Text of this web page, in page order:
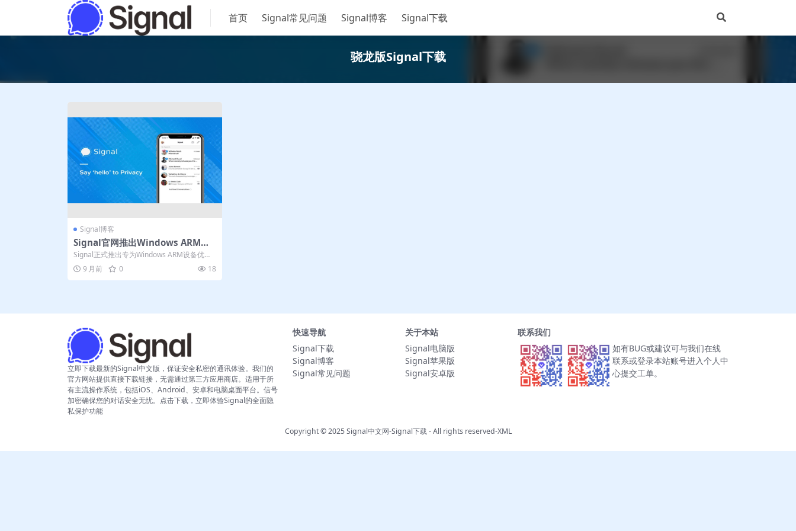
首页 Signal常见问题 Signal博客 Signal下载
骁龙版Signal下载
Signal博客
Signal官网推出Windows ARM版
｜电脑版适配骁龙
Signal正式推出专为Windows ARM设备优化
的原生版本，彻底解决了以往...
9 月前 0 18
立即下载最新的Signal中文版，保证安全私密的通讯体验。我们的
官方网站提供直接下载链接，无需通过第三方应用商店。适用于所
有主流操作系统，包括iOS、Android、安卓和电脑桌面平台。信号
加密确保您的对话安全无忧。点击下载，立即体验Signal的全面隐
私保护功能
快速导航
Signal下载
Signal博客
Signal常见问题
关于本站
Signal电脑版
Signal苹果版
Signal安卓版
联系我们
如有BUG或建议可与我们在线
联系或登录本站账号进入个人中
心提交工单。
Copyright © 2025Signal中文网-Signal下载- All rights reserved-XML